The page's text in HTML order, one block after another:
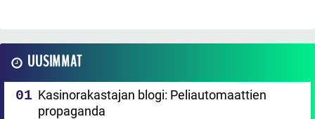
UUSIMMAT
Kasinorakastajan blogi: Peliautomaattien
propaganda